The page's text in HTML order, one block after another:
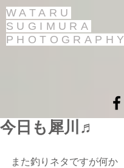
WATARU
SUGIMURA
PHOTOGRAPHY
今日も犀川♬
また釣りネタですが何か